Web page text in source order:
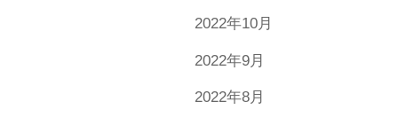
2022年10月
2022年9月
2022年8月